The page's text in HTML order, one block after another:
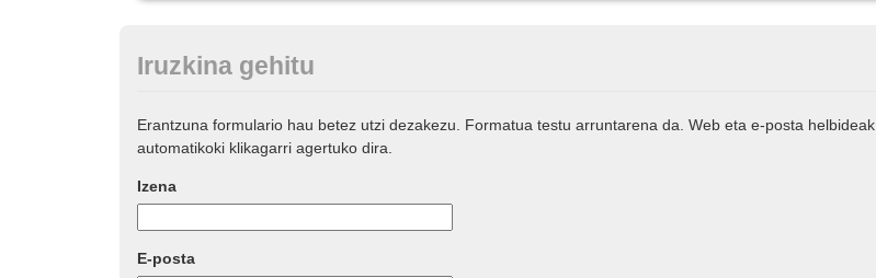
Iruzkina gehitu
Erantzuna formulario hau betez utzi dezakezu. Formatua testu arruntarena da. Web eta e-posta helbideak
automatikoki klikagarri agertuko dira.
Izena
E-posta